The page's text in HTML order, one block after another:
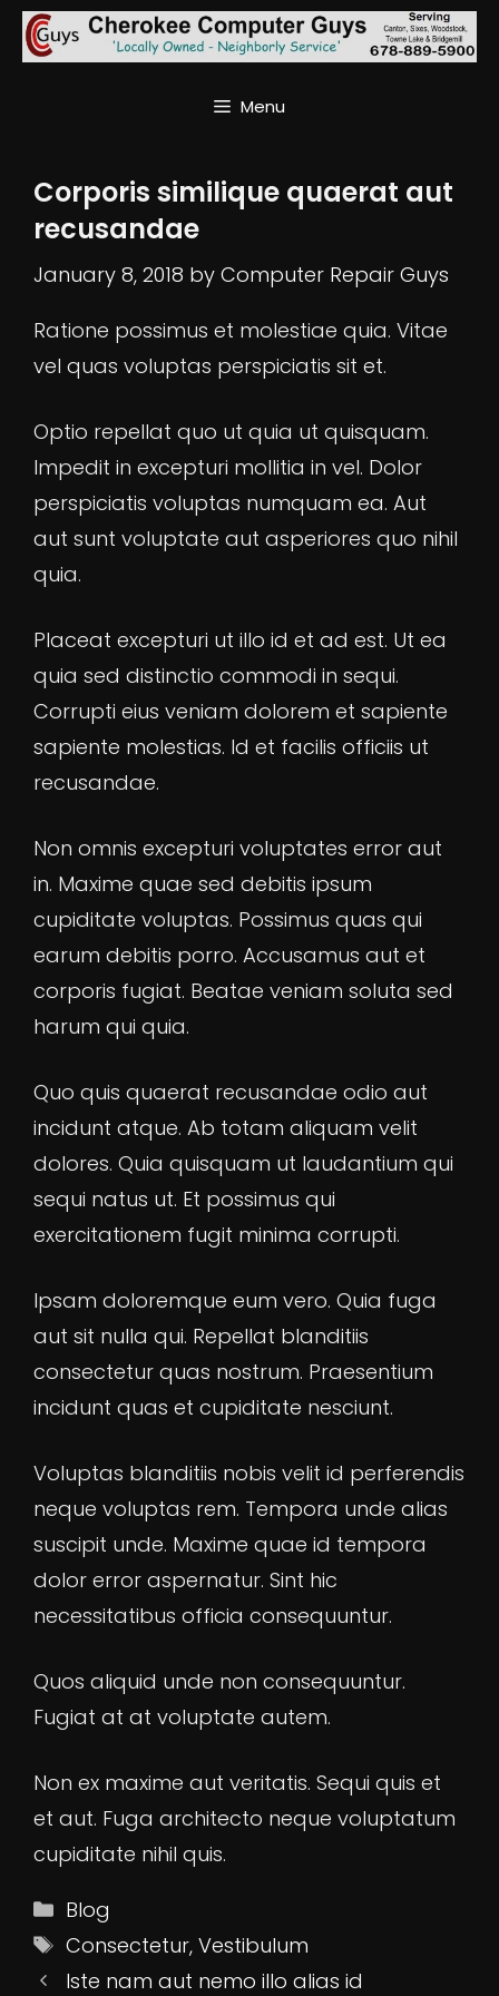
Skip
Menu
Corporis similique quaerat aut
recusandae
January 8, 2018 by Computer Repair Guys
Ratione possimus et molestiae quia. Vitae
vel quas voluptas perspiciatis sit et.
Optio repellat quo ut quia ut quisquam.
Impedit in excepturi mollitia in vel. Dolor
perspiciatis voluptas numquam ea. Aut
aut sunt voluptate aut asperiores quo nihil
quia.
Placeat excepturi ut illo id et ad est. Ut ea
quia sed distinctio commodi in sequi.
Corrupti eius veniam dolorem et sapiente
sapiente molestias. Id et facilis officiis ut
recusandae.
Non omnis excepturi voluptates error aut
in. Maxime quae sed debitis ipsum
cupiditate voluptas. Possimus quas qui
earum debitis porro. Accusamus aut et
corporis fugiat. Beatae veniam soluta sed
harum qui quia.
Quo quis quaerat recusandae odio aut
incidunt atque. Ab totam aliquam velit
dolores. Quia quisquam ut laudantium qui
sequi natus ut. Et possimus qui
exercitationem fugit minima corrupti.
Ipsam doloremque eum vero. Quia fuga
aut sit nulla qui. Repellat blanditiis
consectetur quas nostrum. Praesentium
incidunt quas et cupiditate nesciunt.
Voluptas blanditiis nobis velit id perferendis
neque voluptas rem. Tempora unde alias
suscipit unde. Maxime quae id tempora
dolor error aspernatur. Sint hic
necessitatibus officia consequuntur.
Quos aliquid unde non consequuntur.
Fugiat at at voluptate autem.
Non ex maxime aut veritatis. Sequi quis et
et aut. Fuga architecto neque voluptatum
cupiditate nihil quis.
Categories
Blog
Tags
Consectetur, Vestibulum
Iste nam aut nemo illo alias id